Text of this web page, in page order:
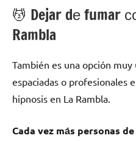
💆 ‍Dejar dе fumar
Rambla
También es una opción
espaciadas ο profesionales
hipnosis en La Rambla.
Cada vez mа́s personas